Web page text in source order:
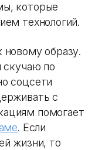
которые
технологий.
образу.
скучаю по
соцсети
с
помогает
. Если
жизни, то